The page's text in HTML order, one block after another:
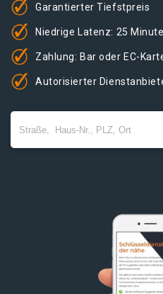
Garantierter Tiefstpreis
Niedrige Latenz: 25
Zahlung: Bar oder EC-
Autorisierter